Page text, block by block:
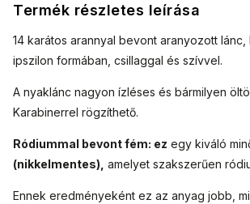
Termék részletes leírása
14 karátos arannyal bevont aranyozott lánc,
ipszilon formában, csillaggal és szívvel.
A nyaklánc nagyon ízléses és bármilyen
Karabinerrel rögzíthető.
Ródiummal bevont fém: ez egy kiváló
(nikkelmentes), amelyet szakszerűen
Ennek eredményeként ez az anyag jobb,